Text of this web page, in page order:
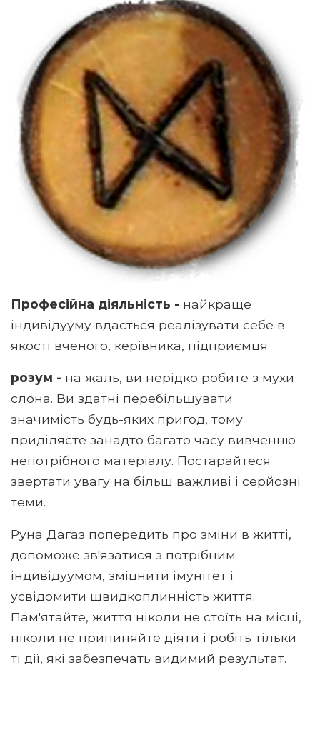
Професійна діяльність - найкраще
індивідууму вдасться реалізувати себе в
якості вченого, керівника, підприємця.
розум - на жаль, ви нерідко робите з мухи
слона. Ви здатні перебільшувати
значимість будь-яких пригод, тому
приділяєте занадто багато часу вивченню
непотрібного матеріалу. Постарайтеся
звертати увагу на більш важливі і серйозні
теми.
Руна Дагаз попередить про зміни в житті,
допоможе зв'язатися з потрібним
індивідуумом, зміцнити імунітет і
усвідомити швидкоплинність життя.
Пам'ятайте, життя ніколи не стоїть на місці,
ніколи не припиняйте діяти і робіть тільки
ті дії, які забезпечать видимий результат.